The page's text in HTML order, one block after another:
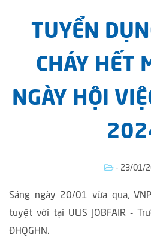
TUYỂN
CHÁY HẾT
NGÀY HỘI
- 23/01/
Sáng ngày 20/01 vừa qua,
tuyệt vời tại ULIS JOBFAIR -
ĐHQGHN.